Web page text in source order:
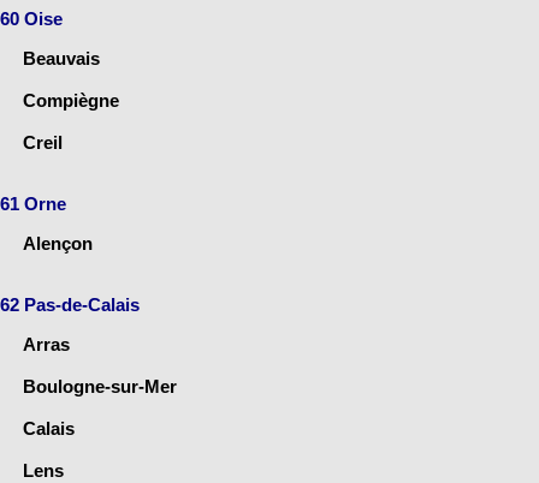
60 Oise
Beauvais
Compiègne
Creil
61 Orne
Alençon
62 Pas-de-Calais
Arras
Boulogne-sur-Mer
Calais
Lens